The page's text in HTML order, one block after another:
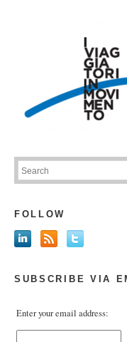
FOLLOW
SUBSCRIBE VIA
Enter your email address: